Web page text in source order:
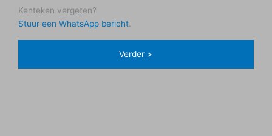
Kenteken vergeten?
Stuur een WhatsApp bericht.